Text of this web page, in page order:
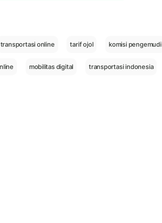
transportasi online tarif ojol komisi pengemudi
mobilitas digital transportasi indonesia